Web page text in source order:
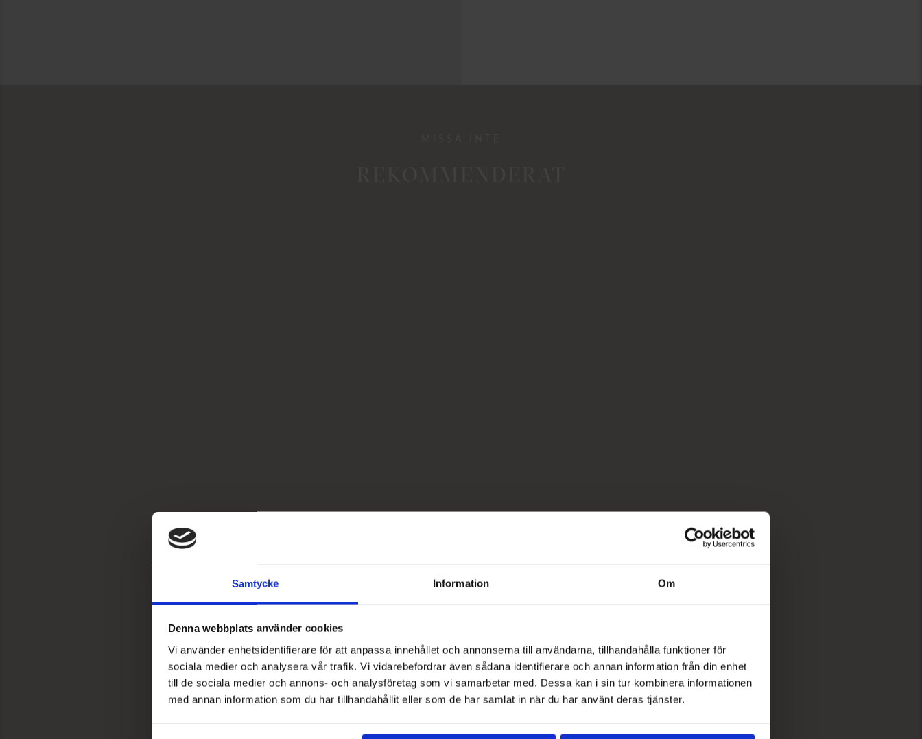
Samtycke Information Om
Denna webbplats använder cookies
Vi använder enhetsidentifierare för att anpassa innehållet och annonserna till användarna, tillhandahålla funktioner för
sociala medier och analysera vår trafik. Vi vidarebefordrar även sådana identifierare och annan information från din enhet
till de sociala medier och annons- och analysföretag som vi samarbetar med. Dessa kan i sin tur kombinera informationen
med annan information som du har tillhandahållit eller som de har samlat in när du har använt deras tjänster.